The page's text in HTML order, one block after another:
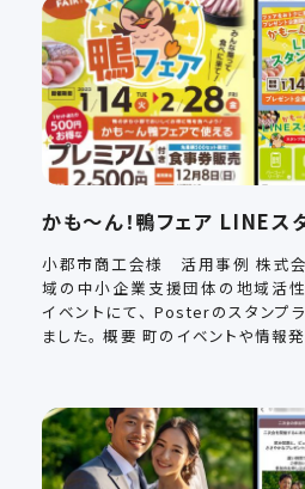
かも〜ん！鴨フェア LINEス
小郡市商工会様 活用事例 株式
域の中小企業支援団体の地域活
イベントにて、 Posterのスタンプ
ました。 概要 町のイベントや情報